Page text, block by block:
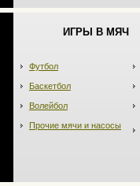
ИГРЫ В МЯЧ
Футбол
Баскетбол
Волейбол
Прочие мячи и насосы